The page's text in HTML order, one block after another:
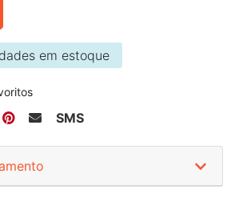
em estoque
SMS